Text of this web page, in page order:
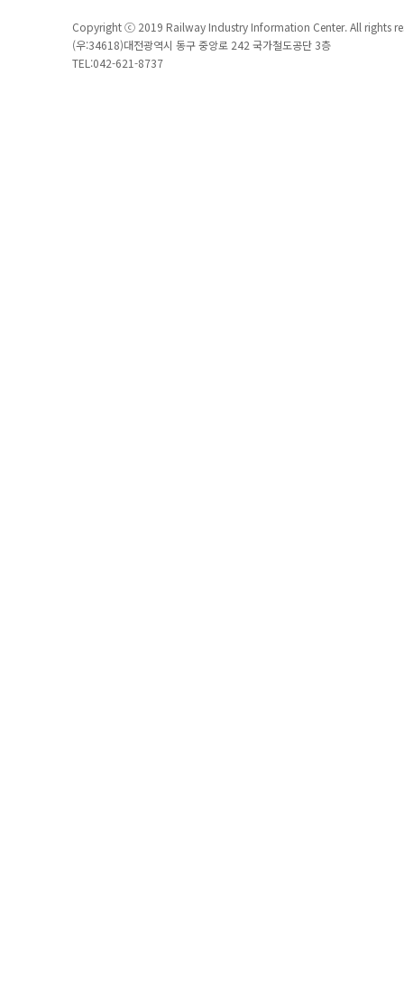
Copyright ⓒ 2019 Railway Industry Information Center. All rights
(우:34618)대전광역시 동구 중앙로 242 국가철도공단 3층
TEL:042-621-8737